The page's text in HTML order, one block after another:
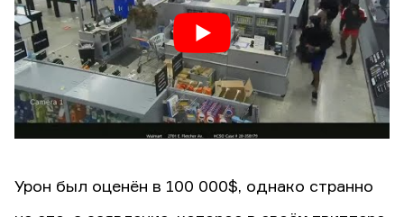
Урон был оценён в 100 000$, однако странно